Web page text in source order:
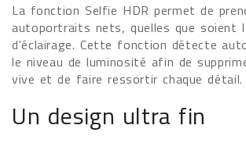
La fonction Selfie HDR permet de
autoportraits nets, quelles que soient
d'éclairage. Cette fonction détecte
le niveau de luminosité afin de
vive et de faire ressortir chaque détail.
Un design ultra fin